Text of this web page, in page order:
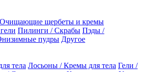
Очищающие щербеты и кремы
Пилинги / Скрабы Пэды /
пудры Другое
тела Лосьоны / Кремы для тела Гели /